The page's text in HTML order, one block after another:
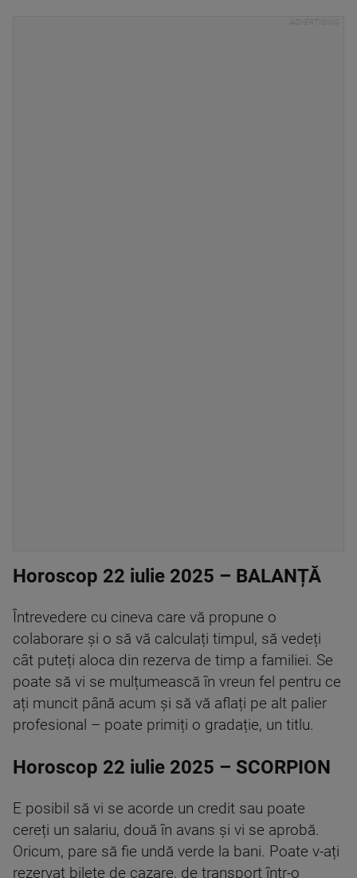
Horoscop 22 iulie 2025 – BALANȚĂ
Întrevedere cu cineva care vă propune o
colaborare și o să vă calculați timpul, să vedeți
cât puteți aloca din rezerva de timp a familiei. Se
poate să vi se mulțumească în vreun fel pentru ce
ați muncit până acum și să vă aflați pe alt palier
profesional – poate primiți o gradație, un titlu.
Horoscop 22 iulie 2025 – SCORPION
E posibil să vi se acorde un credit sau poate
cereți un salariu, două în avans și vi se aprobă.
Oricum, pare să fie undă verde la bani. Poate v-ați
rezervat bilete de cazare, de transport într-o